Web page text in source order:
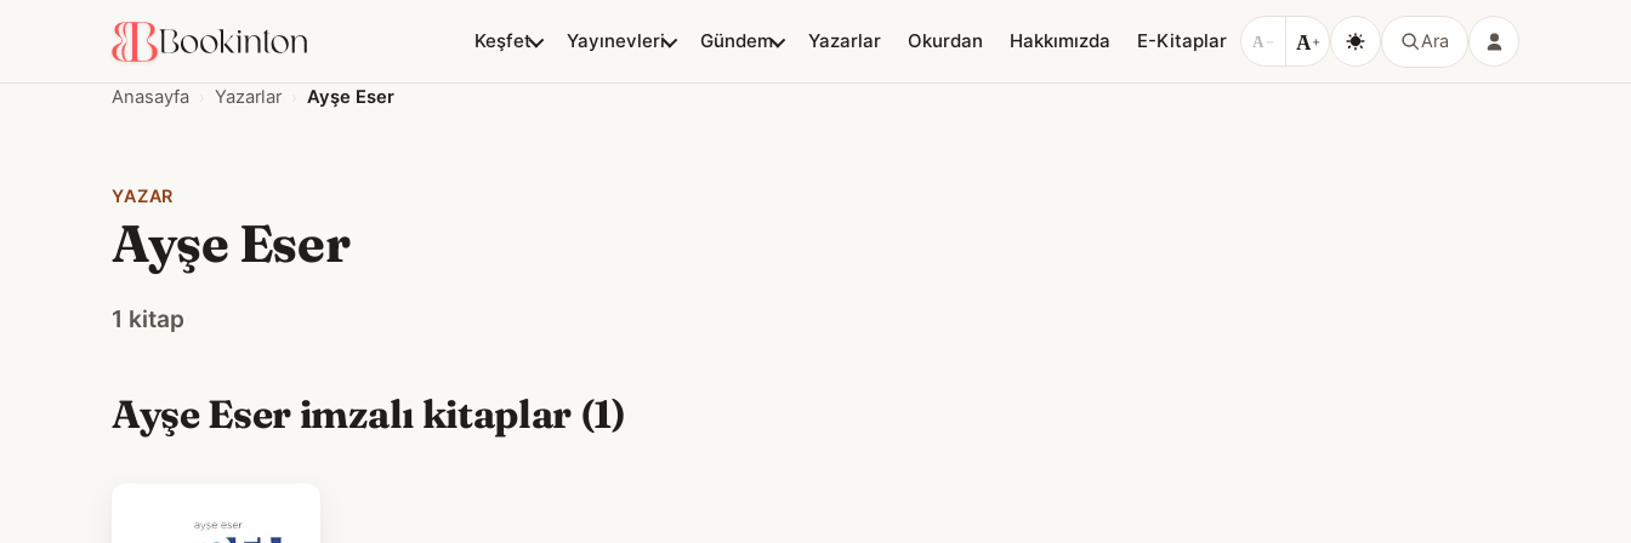
Keşfet Yayınevleri Gündem Yazarlar Okurdan Hakkımızda E-Kitaplar A − A+ Ara
Anasayfa Yazarlar Ayşe Eser
YAZAR
Ayşe Eser
1 kitap
Ayşe Eser imzalı kitaplar (1)